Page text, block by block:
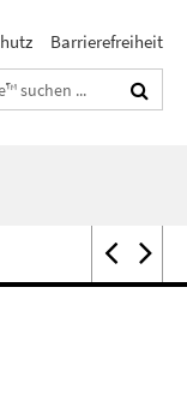
Barrierefreiheit